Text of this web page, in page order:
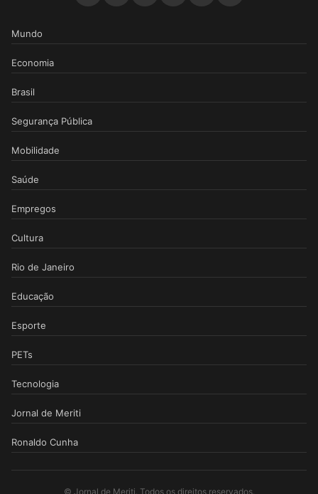
Mundo
Economia
Brasil
Segurança Pública
Mobilidade
Saúde
Empregos
Cultura
Rio de Janeiro
Educação
Esporte
PETs
Tecnologia
Jornal de Meriti
Ronaldo Cunha
© Jornal de Meriti. Todos os direitos reservados.